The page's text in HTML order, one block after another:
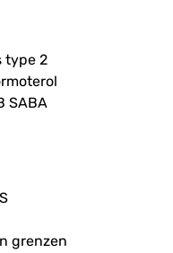
type 2
SABA
grenzen